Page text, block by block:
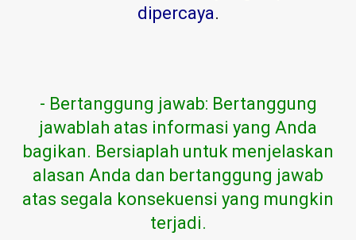
dipercaya.
- Bertanggung jawab: Bertanggung
jawablah atas informasi yang Anda
bagikan. Bersiaplah untuk menjelaskan
alasan Anda dan bertanggung jawab
atas segala konsekuensi yang mungkin
terjadi.